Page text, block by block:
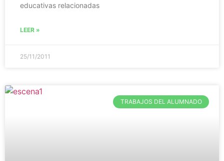
educativas relacionadas
LEER »
25/11/2011
TRABAJOS DEL ALUMNADO